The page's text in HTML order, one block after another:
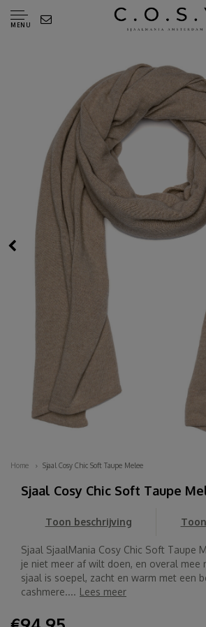
MENU
Home Sjaal Cosy Chic Soft Taupe Melee
Sjaal Cosy Chic Soft Taupe
Toon beschrijving
Sjaal SjaalMania Cosy Chic Soft Taupe
je niet meer af wilt doen, en overal mee
sjaal is soepel, zacht en warm met een
cashmere.... Lees meer